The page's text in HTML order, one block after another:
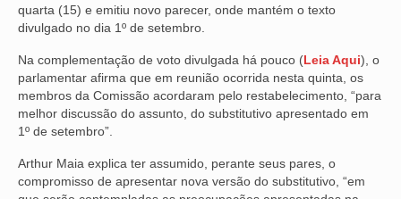
SUBSEDES
BAURU
PRESIDENTE PRUDENTE
RIBEIRÃO PRETO
SÃO JOSÉ DOS CAMPOS
quarta (15) e emitiu novo parecer, onde mantém o texto
divulgado no dia 1º de setembro.
Na complementação de voto divulgada há pouco (Leia Aqui), o
parlamentar afirma que em reunião ocorrida nesta quinta, os
membros da Comissão acordaram pelo restabelecimento, “para
melhor discussão do assunto, do substitutivo apresentado em
1º de setembro”.
Arthur Maia explica ter assumido, perante seus pares, o
compromisso de apresentar nova versão do substitutivo, “em